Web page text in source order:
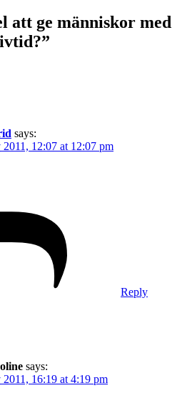
att ge människor med
says:
2011, 12:07 at 12:07 pm
Reply
says:
16:19 at 4:19 pm